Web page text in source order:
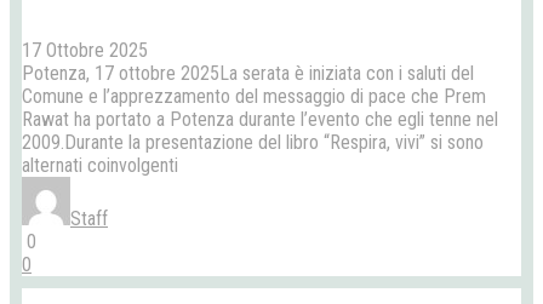
17 Ottobre 2025
Potenza, 17 ottobre 2025La serata è iniziata con i saluti del
Comune e l’apprezzamento del messaggio di pace che Prem
Rawat ha portato a Potenza durante l’evento che egli tenne nel
2009.Durante la presentazione del libro “Respira, vivi” si sono
alternati coinvolgenti
Staff
0
0